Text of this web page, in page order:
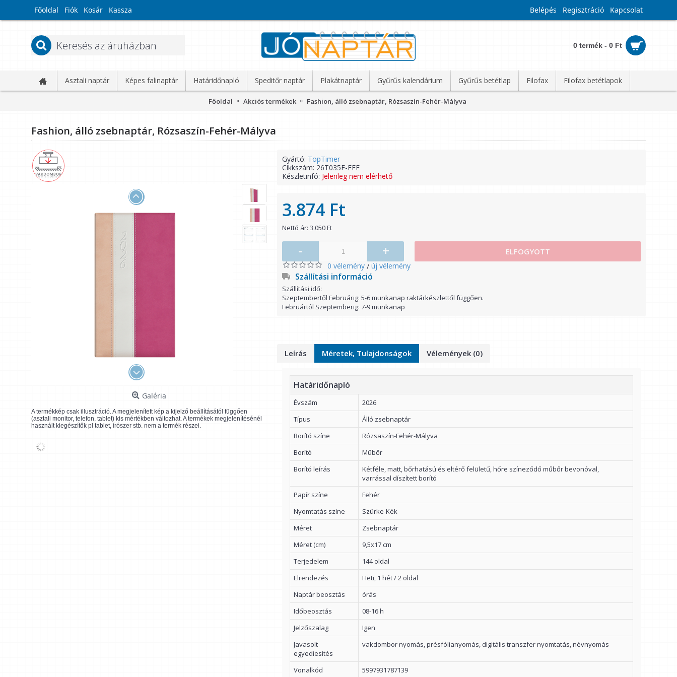
Főoldal Fiók Kosár Kassza Belépés Regisztráció Kapcsolat
0 termék - 0 Ft
Asztali naptár Képes falinaptár Határidőnapló Speditőr naptár Plakátnaptár Gyűrűs kalendárium Gyűrűs betétlap Filofax Filofax betétlapok
Főoldal Akciós termékek Fashion, álló zsebnaptár, Rózsaszín-Fehér-Mályva
Fashion, álló zsebnaptár, Rózsaszín-Fehér-Mályva
Galéria
A termékkép csak illusztráció. A megjelenített kép a kijelző beállításától függően
(asztali monitor, telefon, tablet) kis mértékben változhat. A termékek megjelenítésénél
használt kiegészítők pl tablet, írószer stb. nem a termék részei.
Gyártó: TopTimer
Cikkszám: 26T035F-EFE
Készletinfó: Jelenleg nem elérhető
3.874 Ft
Nettó ár: 3.050 Ft
- + ELFOGYOTT
0 vélemény / új vélemény
Szállítási információ
Szállítási idő:
Szeptembertől Februárig: 5-6 munkanap raktárkészlettől függően.
Februártól Szeptemberig: 7-9 munkanap
Leírás Méretek, Tulajdonságok Vélemények (0)
Határidőnapló
Évszám
2026
Típus
Álló zsebnaptár
Borító színe
Rózsaszín-Fehér-Mályva
Borító
Műbőr
Borító leírás
Kétféle, matt, bőrhatású és eltérő felületű, hőre színeződő műbőr bevonóval,
varrással díszített borító
Papír színe
Fehér
Nyomtatás színe
Szürke-Kék
Méret
Zsebnaptár
Méret (cm)
9,5x17 cm
Terjedelem
144 oldal
Elrendezés
Heti, 1 hét / 2 oldal
Naptár beosztás
órás
Időbeosztás
08-16 h
Jelzőszalag
Igen
Javasolt
egyediesítés
vakdombor nyomás, présfólianyomás, digitális transzfer nyomtatás, névnyomás
Vonalkód 5997931787139